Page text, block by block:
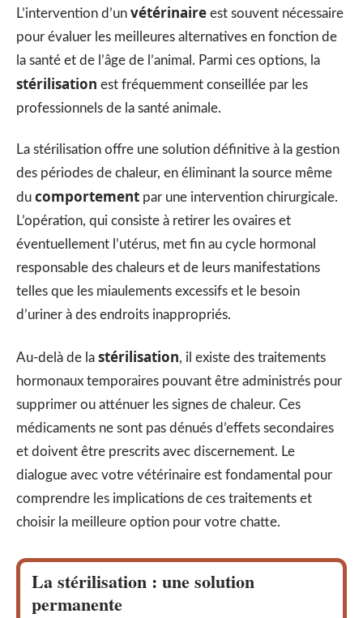
L’intervention d’un vétérinaire est souvent nécessaire
pour évaluer les meilleures alternatives en fonction de
la santé et de l’âge de l’animal. Parmi ces options, la
stérilisation est fréquemment conseillée par les
professionnels de la santé animale.
La stérilisation offre une solution définitive à la gestion
des périodes de chaleur, en éliminant la source même
du comportement par une intervention chirurgicale.
L’opération, qui consiste à retirer les ovaires et
éventuellement l’utérus, met fin au cycle hormonal
responsable des chaleurs et de leurs manifestations
telles que les miaulements excessifs et le besoin
d’uriner à des endroits inappropriés.
Au-delà de la stérilisation, il existe des traitements
hormonaux temporaires pouvant être administrés pour
supprimer ou atténuer les signes de chaleur. Ces
médicaments ne sont pas dénués d’effets secondaires
et doivent être prescrits avec discernement. Le
dialogue avec votre vétérinaire est fondamental pour
comprendre les implications de ces traitements et
choisir la meilleure option pour votre chatte.
La stérilisation : une solution
permanente